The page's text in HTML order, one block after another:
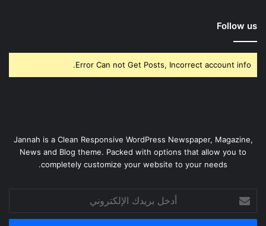
Follow us
Error Can not Get Posts, Incorrect account info.
Jannah is a Clean Responsive WordPress Newspaper, Magazine,
News and Blog theme. Packed with options that allow you to
completely customize your website to your needs.
بريدك
الإلكتروني